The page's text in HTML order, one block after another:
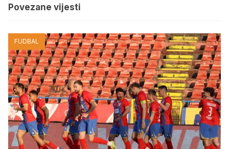
Povezane vijesti
FUDBAL